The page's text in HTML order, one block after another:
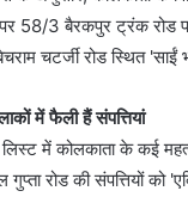
58/3 बैरकपुर ट्रंक रोड
चटर्जी रोड स्थित
में फैली हैं संपत्तियां
में कोलकाता के कई
गुप्ता रोड की संपत्तियों